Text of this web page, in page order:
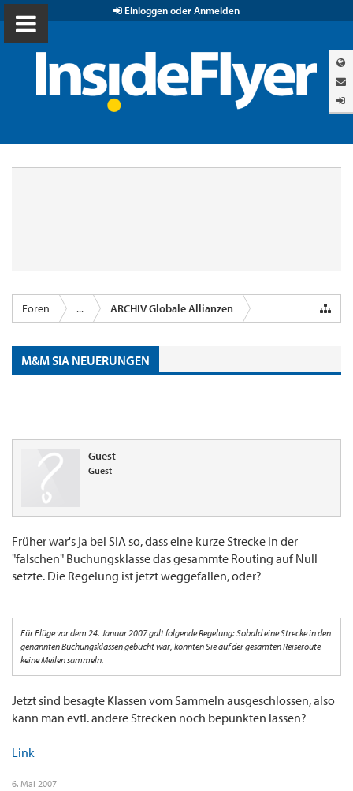
Einloggen oder Anmelden
Foren ... ARCHIV Globale Allianzen
M&M SIA NEUERUNGEN
Guest
Guest
Früher war's ja bei SIA so, dass eine kurze Strecke in der
"falschen" Buchungsklasse das gesammte Routing auf Null
setzte. Die Regelung ist jetzt weggefallen, oder?
Für Flüge vor dem 24. Januar 2007 galt folgende Regelung: Sobald eine Strecke in den
genannten Buchungsklassen gebucht war, konnten Sie auf der gesamten Reiseroute
keine Meilen sammeln.
Jetzt sind besagte Klassen vom Sammeln ausgeschlossen, also
kann man evtl. andere Strecken noch bepunkten lassen?
Link
6. Mai 2007